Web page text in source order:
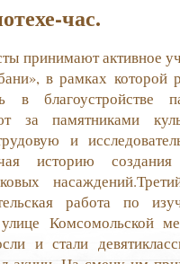
час.
принимают активное
в рамках которой
в благоустройстве
за памятниками
и
историю
работа по
Комсомольской
и стали